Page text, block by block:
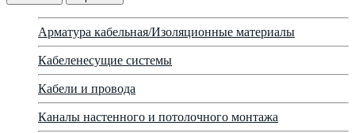
Арматура кабельная/Изоляционные материалы
Кабеленесущие системы
Кабели и провода
Каналы настенного и потолочного монтажа